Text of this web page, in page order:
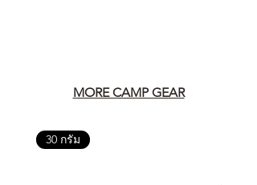
MORE CAMP GEAR
30 กรัม